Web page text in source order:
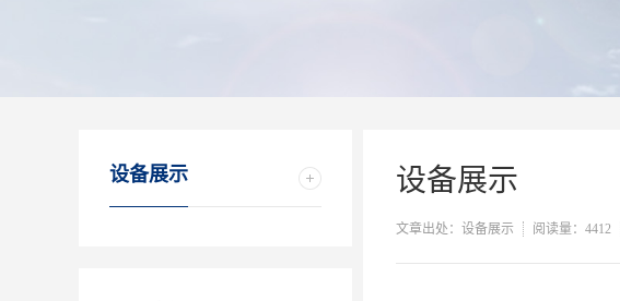
设备展示
文章出处：设备展示 阅读量：4412
设备展示